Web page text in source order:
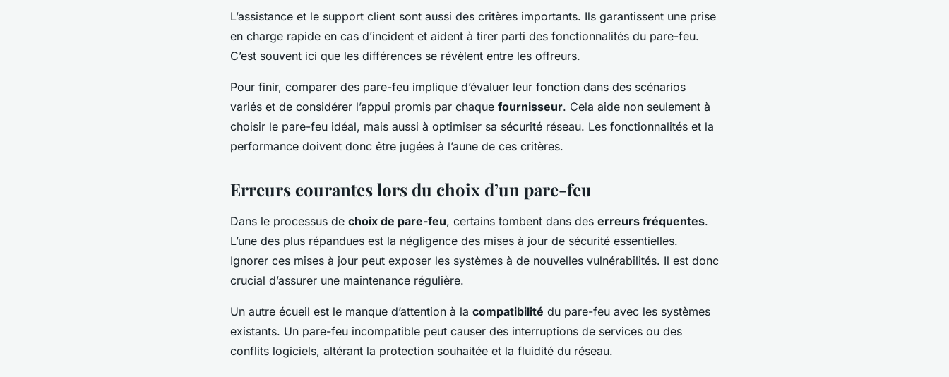
L’assistance et le support client sont aussi des critères importants. Ils garantissent une prise
en charge rapide en cas d’incident et aident à tirer parti des fonctionnalités du pare-feu.
C’est souvent ici que les différences se révèlent entre les offreurs.
Pour finir, comparer des pare-feu implique d’évaluer leur fonction dans des scénarios
variés et de considérer l’appui promis par chaque fournisseur. Cela aide non seulement à
choisir le pare-feu idéal, mais aussi à optimiser sa sécurité réseau. Les fonctionnalités et la
performance doivent donc être jugées à l’aune de ces critères.
Erreurs courantes lors du choix d’un pare-feu
Dans le processus de choix de pare-feu, certains tombent dans des erreurs fréquentes.
L’une des plus répandues est la négligence des mises à jour de sécurité essentielles.
Ignorer ces mises à jour peut exposer les systèmes à de nouvelles vulnérabilités. Il est donc
crucial d’assurer une maintenance régulière.
Un autre écueil est le manque d’attention à la compatibilité du pare-feu avec les systèmes
existants. Un pare-feu incompatible peut causer des interruptions de services ou des
conflits logiciels, altérant la protection souhaitée et la fluidité du réseau.